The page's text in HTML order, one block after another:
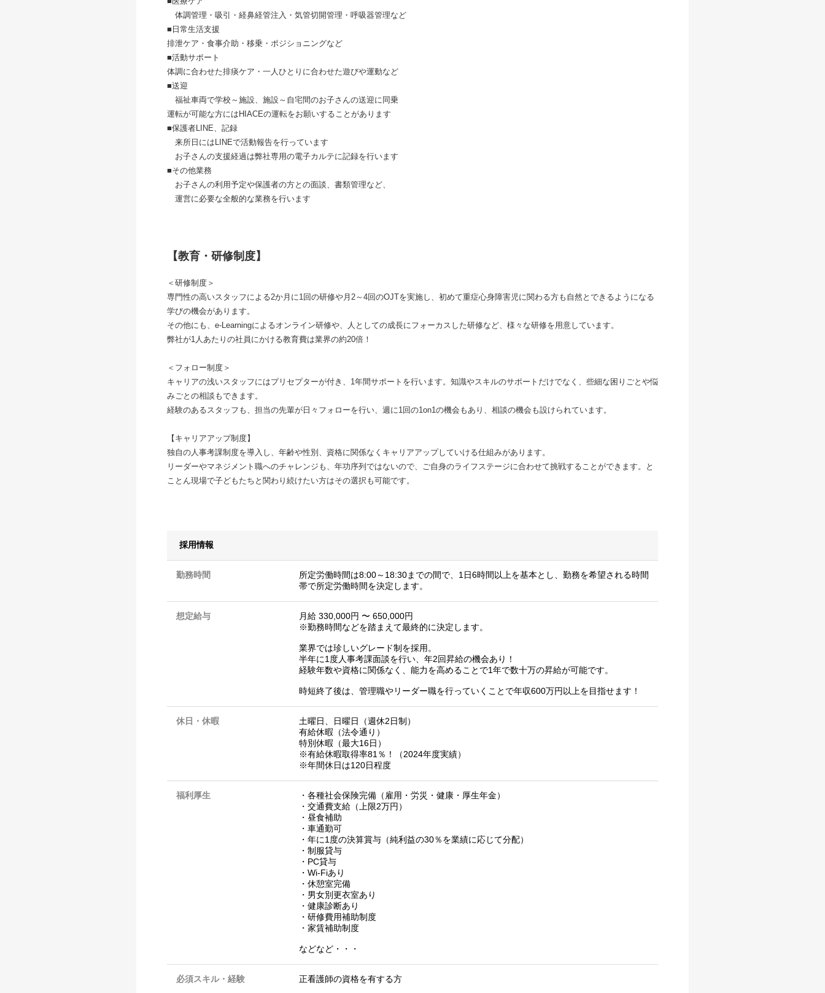
体調管理・吸引・経鼻経管注入・気管切開管理・呼吸器管理など
■日常生活支援
排泄ケア・食事介助・移乗・ポジショニングなど
■活動サポート
体調に合わせた排痰ケア・一人ひとりに合わせた遊びや運動など
■送迎
福祉車両で学校～施設、施設～自宅間のお子さんの送迎に同乗
運転が可能な方にはHIACEの運転をお願いすることがあります
■保護者LINE、記録
来所日にはLINEで活動報告を行っています
お子さんの支援経過は弊社専用の電子カルテに記録を行います
■その他業務
お子さんの利用予定や保護者の方との面談、書類管理など、
運営に必要な全般的な業務を行います
【教育・研修制度】
＜研修制度＞
専門性の高いスタッフによる2か月に1回の研修や月2～4回のOJTを実施し、初めて重症心身障害児に関わる方も自然とできるようになる
学びの機会があります。
その他にも、e-Learningによるオンライン研修や、人としての成長にフォーカスした研修など、様々な研修を用意しています。
弊社が1人あたりの社員にかける教育費は業界の約20倍！
＜フォロー制度＞
キャリアの浅いスタッフにはプリセプターが付き、1年間サポートを行います。知識やスキルのサポートだけでなく、些細な困りごとや悩
みごとの相談もできます。
経験のあるスタッフも、担当の先輩が日々フォローを行い、週に1回の1on1の機会もあり、相談の機会も設けられています。
【キャリアアップ制度】
独自の人事考課制度を導入し、年齢や性別、資格に関係なくキャリアアップしていける仕組みがあります。
リーダーやマネジメント職へのチャレンジも、年功序列ではないので、ご自身のライフステージに合わせて挑戦することができます。と
ことん現場で子どもたちと関わり続けたい方はその選択も可能です。
採用情報
勤務時間
所定労働時間は8:00～18:30までの間で、1日6時間以上を基本とし、勤務を希望される時間
帯で所定労働時間を決定します。
想定給与
月給 330,000円 〜 650,000円
※勤務時間などを踏まえて最終的に決定します。
業界では珍しいグレード制を採用。
半年に1度人事考課面談を行い、年2回昇給の機会あり！
経験年数や資格に関係なく、能力を高めることで1年で数十万の昇給が可能です。
時短終了後は、管理職やリーダー職を行っていくことで年収600万円以上を目指せます！
休日・休暇
土曜日、日曜日（週休2日制）
有給休暇（法令通り）
特別休暇（最大16日）
※有給休暇取得率81％！（2024年度実績）
※年間休日は120日程度
福利厚生
・各種社会保険完備（雇用・労災・健康・厚生年金）
・交通費支給（上限2万円）
・昼食補助
・車通勤可
・年に1度の決算賞与（純利益の30％を業績に応じて分配）
・制服貸与
・PC貸与
・Wi-Fiあり
・休憩室完備
・男女別更衣室あり
・健康診断あり
・研修費用補助制度
・家賃補助制度
などなど・・・
必須スキル・経験 正看護師の資格を有する方